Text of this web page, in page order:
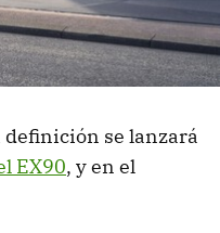
definición se lanzará
EX90, y en el